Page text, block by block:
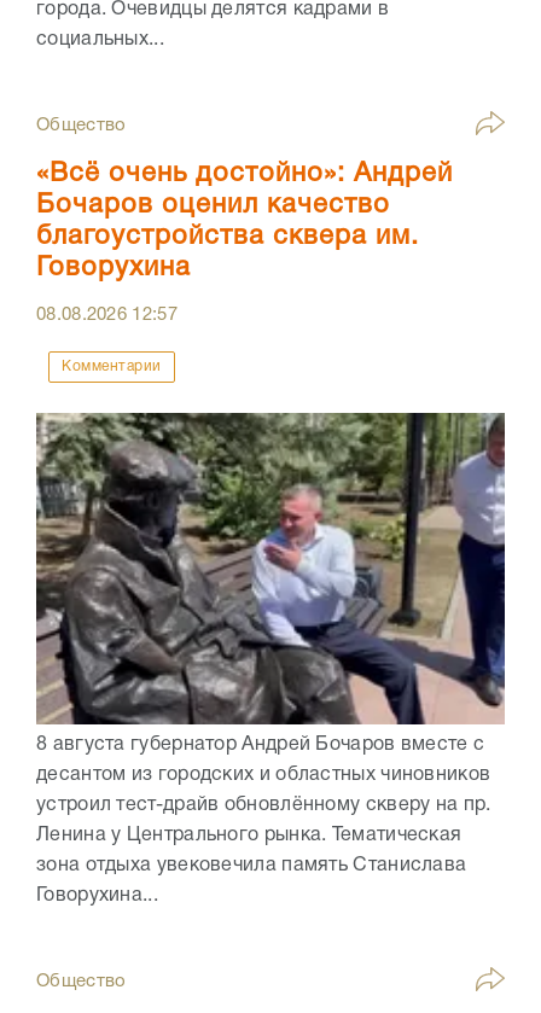
города. Очевидцы делятся кадрами в
социальных...
Общество
«Всё очень достойно»: Андрей
Бочаров оценил качество
благоустройства сквера им.
Говорухина
08.08.2026 12:57
Комментарии
8 августа губернатор Андрей Бочаров вместе с
десантом из городских и областных чиновников
устроил тест-драйв обновлённому скверу на пр.
Ленина у Центрального рынка. Тематическая
зона отдыха увековечила память Станислава
Говорухина...
Общество